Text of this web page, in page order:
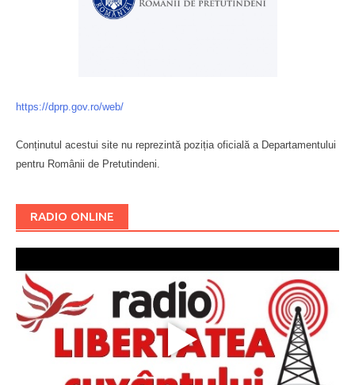
https://dprp.gov.ro/web/
Conținutul acestui site nu reprezintă poziția oficială a Departamentului
pentru Românii de Pretutindeni.
RADIO ONLINE